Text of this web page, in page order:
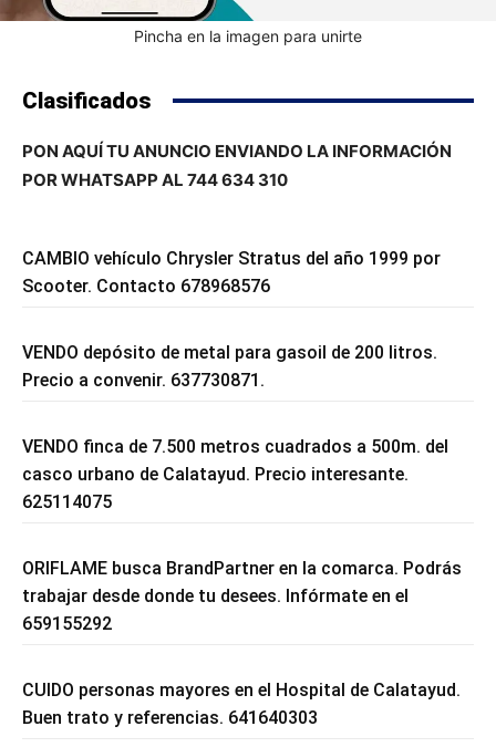
Pincha en la imagen para unirte
Clasificados
PON AQUÍ TU ANUNCIO ENVIANDO LA INFORMACIÓN
POR WHATSAPP AL 744 634 310
CAMBIO vehículo Chrysler Stratus del año 1999 por
Scooter. Contacto 678968576
VENDO depósito de metal para gasoil de 200 litros.
Precio a convenir. 637730871.
VENDO finca de 7.500 metros cuadrados a 500m. del
casco urbano de Calatayud. Precio interesante.
625114075
ORIFLAME busca BrandPartner en la comarca. Podrás
trabajar desde donde tu desees. Infórmate en el
659155292
CUIDO personas mayores en el Hospital de Calatayud.
Buen trato y referencias. 641640303